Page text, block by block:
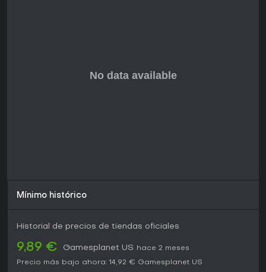
narrativas centradas en personajes, este RPG ofrece un
Mínimo histórico
Historial de precios de tiendas oficiales
9,89 € Gamesplanet US
hace 2 meses
Precio más bajo ahora: 14,92 € Gamesplanet US